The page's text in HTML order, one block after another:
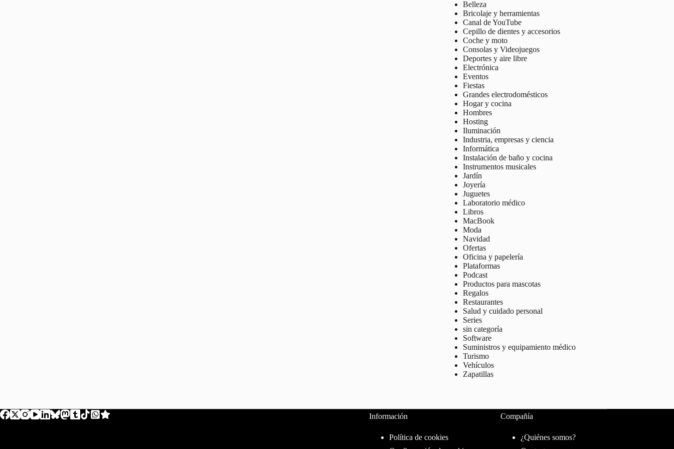
Belleza
Bricolaje y herramientas
Canal de YouTube
Cepillo de dientes y accesorios
Coche y moto
Consolas y Videojuegos
Deportes y aire libre
Electrónica
Eventos
Fiestas
Grandes electrodomésticos
Hogar y cocina
Hombres
Hosting
Iluminación
Industria, empresas y ciencia
Informática
Instalación de baño y cocina
Instrumentos musicales
Jardín
Joyería
Juguetes
Laboratorio médico
Libros
MacBook
Moda
Navidad
Ofertas
Oficina y papelería
Plataformas
Podcast
Productos para mascotas
Regalos
Restaurantes
Salud y cuidado personal
Series
sin categoría
Software
Suministros y equipamiento médico
Turismo
Vehículos
Zapatillas
Información
Política de cookies
Compañía
¿Quiénes somos?